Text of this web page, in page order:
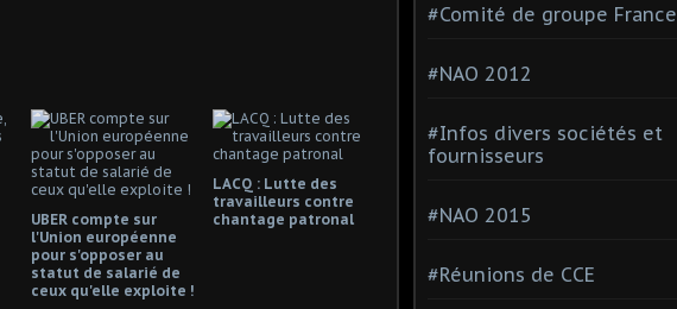
UBER compte sur
l'Union européenne
pour s'opposer au
statut de salarié de
ceux qu'elle exploite !
LACQ : Lutte des
travailleurs contre
chantage patronal
#Comité de groupe France
#NAO 2012
#Infos divers sociétés et
fournisseurs
#NAO 2015
#Réunions de CCE